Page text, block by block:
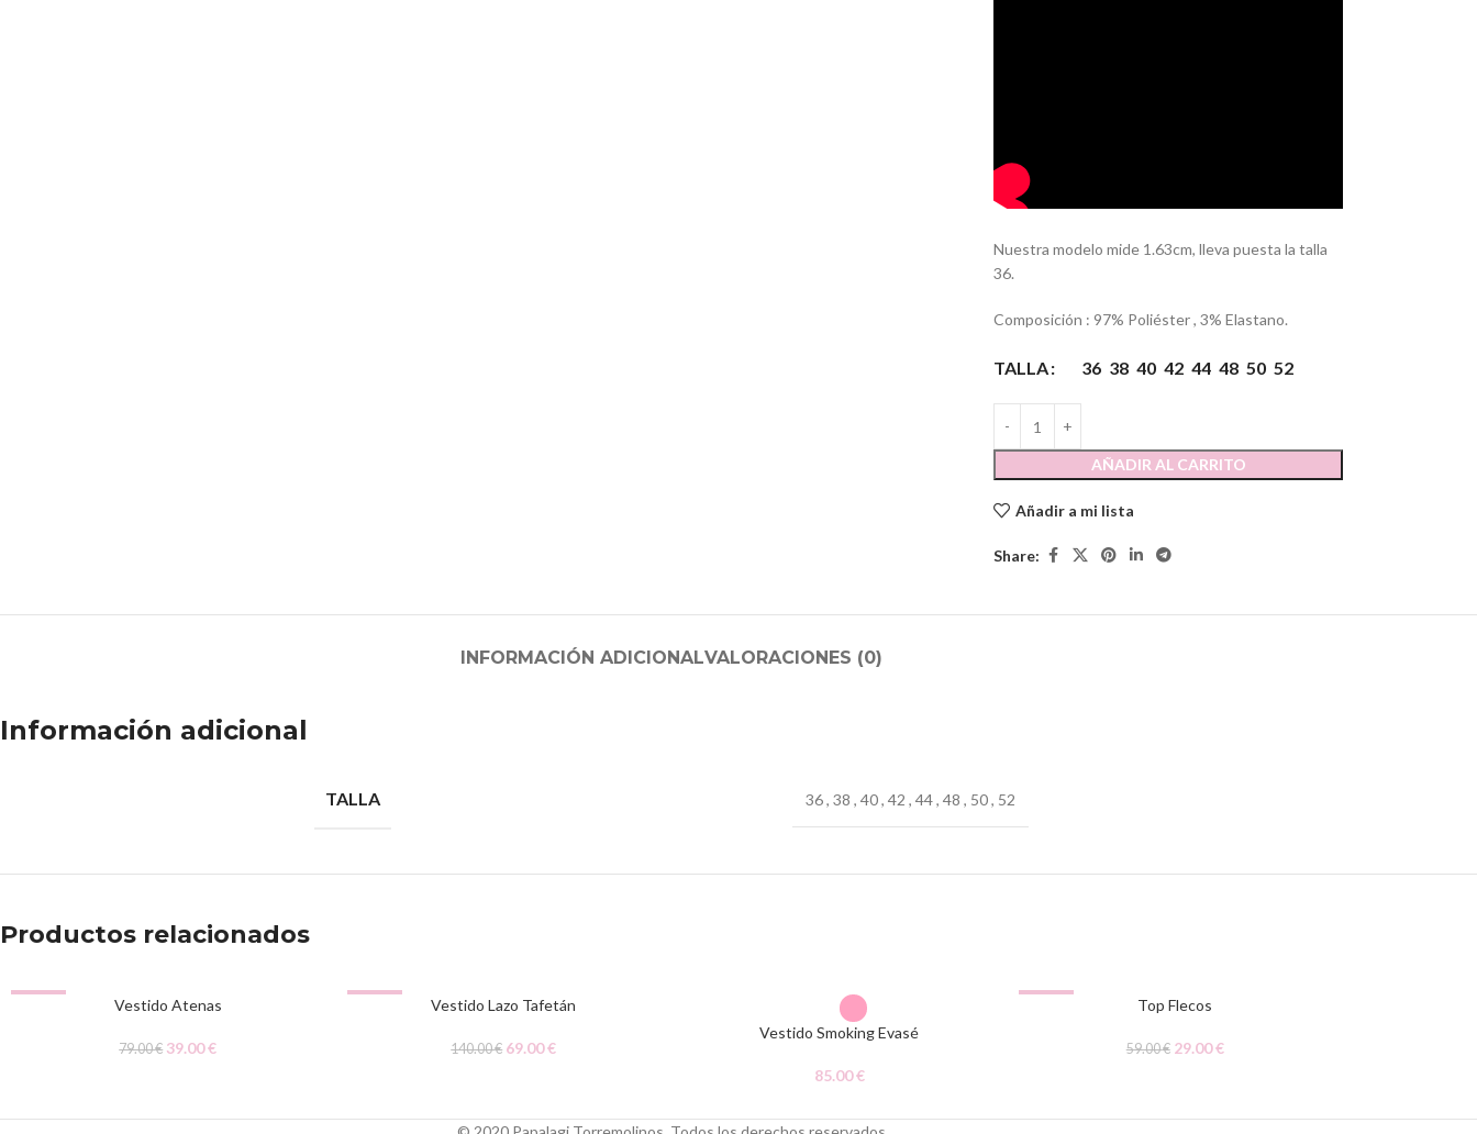
Nuestra modelo mide 1.63cm, lleva puesta la talla
36.
Composición : 97% Poliéster , 3% Elastano.
TALLA 36 38 40 42 44 48 50 52
AÑADIR AL CARRITO
Añadir a mi lista
Share:
INFORMACIÓN ADICIONALVALORACIONES (0)
Información adicional
TALLA 36, 38 , 40, 42 , 44, 48 , 50, 52
Productos relacionados
Vestido Atenas
79.00€ 39.00€
Vestido Lazo Tafetán
140.00€ 69.00€
Vestido Smoking Evasé
85.00€
Top Flecos
59.00€ 29.00€